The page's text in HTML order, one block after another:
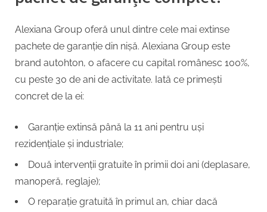
Alexiana Group oferă unul dintre cele mai extinse
pachete de garanție din nișă. Alexiana Group este
brand autohton, o afacere cu capital românesc 100%,
cu peste 30 de ani de activitate. Iată ce primești
concret de la ei:
Garanție extinsă până la 11 ani pentru uși
rezidențiale și industriale;
Două intervenții gratuite în primii doi ani (deplasare,
manoperă, reglaje);
O reparație gratuită în primul an, chiar dacă